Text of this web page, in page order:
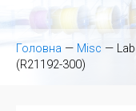
Головна — Misc —
(R21192-300)